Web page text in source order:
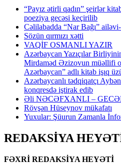
“Payız ətirli qadın” şeirlər
poeziya gecəsi keçirilib
Cəlilabadda “Nar Bağı”
Sözün qırmızı xətti
VAQİF OSMANLI YAZIR
Azərbaycan Yazıçılar
Mirdaməd Əzizovun müəllifi
Azərbaycan” adlı kitab işıq
Azərbaycanlı tədqiqatçı
konqresdə iştirak edib
Əli NƏCƏFXANLI –
Rövşən Hüseynov mükafatı
Yuxular: Şüurun Zamanla
REDAKSİYA
FƏXRİ REDAKSİYA HEYƏTİ